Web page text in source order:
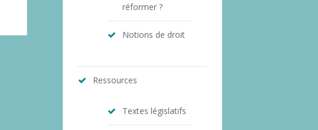
réformer ?
Notions de droit
Ressources
Textes législatifs